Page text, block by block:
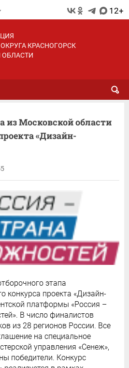
12+
КРАСНОГОРСК
из Московской области
«Дизайн-
этапа
конкурса проекта «Дизайн-
платформы «Россия –
В число финалистов
из 28 регионов России. Все
на специальное
управления «Сенеж»,
победители. Конкурс